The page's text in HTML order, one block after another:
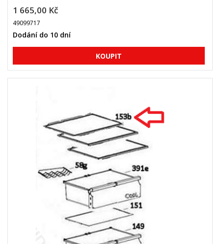
1 665,00 Kč
49099717
Dodání do 10 dní